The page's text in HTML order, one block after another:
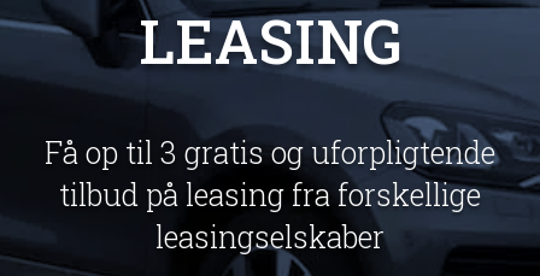
LEASING
Få op til 3 gratis og uforpligtende
tilbud på leasing fra forskellige
leasingselskaber